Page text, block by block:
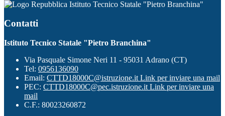
Istituto Tecnico Statale "Pietro Branchina"
Contatti
Istituto Tecnico Statale "Pietro Branchina"
Via Pasquale Simone Neri 11 - 95031 Adrano (CT)
Tel: 0956136090
Email: CTTD18000C@istruzione.it Link per inviare una mail
PEC: CTTD18000C@pec.istruzione.it Link per inviare una
mail
C.F.: 80023260872